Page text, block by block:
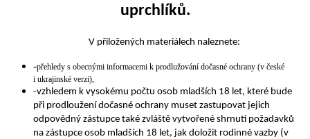
uprchlíků.
V přiložených materiálech naleznete:
-přehledy s obecnými informacemi k prodlužování dočasné ochrany (v české
i ukrajinské verzi),
-vzhledem k vysokému počtu osob mladších 18 let, které bude
při prodloužení dočasné ochrany muset zastupovat jejich
odpovědný zástupce také zvláště vytvořené shrnutí požadavků
na zástupce osob mladších 18 let, jak doložit rodinné vazby (v